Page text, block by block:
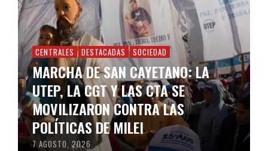
CENTRALES DESTACADAS SOCIEDAD
MARCHA DE SAN CAYETANO: LA
UTEP, LA CGT Y LAS CTA SE
MOVILIZARON CONTRA LAS
POLÍTICAS DE MILEI
7 AGOSTO, 2026